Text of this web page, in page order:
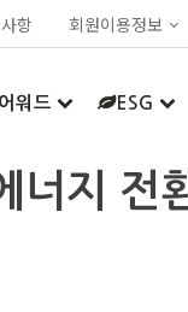
항 회원이용정보
어워드 ESG
지 전